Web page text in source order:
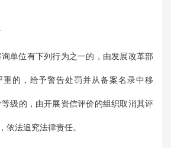
单位有下列行为之一的，由发展改革部
重的，给予警告处罚并从备案名录中移
级的，由开展资信评价的组织取消其评
依法追究法律责任。